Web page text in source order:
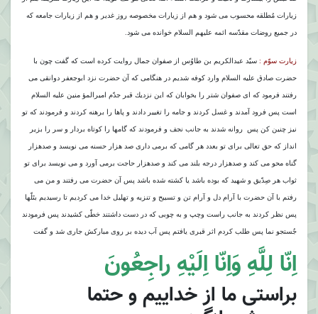
زيارات مُطلقه محسوب مى شود و هم از زيارات مخصوصه روز غدير و هم از زيارات جامعه كه
در جميع روضات مقدّسه ائمه عليهم السلام خوانده مى شود.
زيارت سوّم : سيّد عبدالكريم بن طاوُس از صفوان جمال روايت كرده است كه گفت چون با
حضرت صادق عليه السلام وارد كوفه شديم در هنگامى كه آن حضرت نزد ابوجعفر دوانقى مى
رفتند فرمود كه اى صفوان شتر را بخوابان كه اين نزديك قبر جدّم اميرالمؤ منين عليه السلام
است پس فرود آمدند و غسل كردند و جامه را تغيير دادند و پاها را برهنه كردند و فرمودند كه تو
نيز چنين كن پس ‍ روانه شدند به جانب نجف و فرمودند كه گامها را كوتاه بردار و سر را بزير
انداز كه حق تعالى براى تو بعدد هر گامى كه برمى دارى صد هزار حسنه مى نويسد و صدهزار
گناه محو مى كند و صدهزار درجه بلند مى كند و صدهزار حاجت برمى آورد و مى نويسد براى تو
ثواب هر صِدّيق و شهيد كه بوده باشد يا كشته شده باشد پس آن حضرت مى رفتند و من مى
رفتم با آن حضرت با آرام دل و آرام تن و تسبيح و تنزيه و تهليل خدا مى كرديم تا رسيديم بتَلّها
پس نظر كردند به جانب راست وچپ و به چوبى كه در دست داشتند خطّى كشيدند پس فرمودند
جُستجو نما پس طلب كردم اثر قبرى يافتم پس آب ديده بر روى مباركش جارى شد و گفت
اِنّا لِلَّهِ وَاِنّا اِلَيْهِ راجِعُونَ
براستى ما از خداييم و حتما